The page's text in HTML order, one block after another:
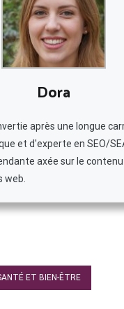
Dora
après une longue
et d'experte en SEO/
axée sur le contenu
web.
ET BIEN-ÊTRE